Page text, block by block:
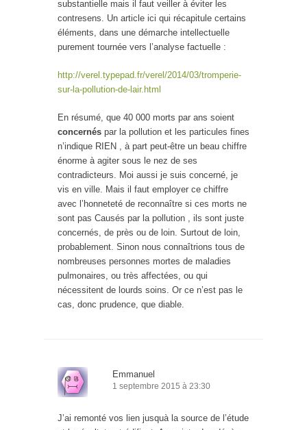
substantielle mais il faut veiller à éviter les
contresens. Un article ici qui récapitule certains
éléments, dans une démarche intellectuelle
purement tournée vers l’analyse factuelle :
http://verel.typepad.fr/verel/2014/03/tromperie-
sur-la-pollution-de-lair.html
En résumé, que 40 000 morts par ans soient
concernés par la pollution et les particules fines
n’indique RIEN , à part peut-être un beau chiffre
énorme à agiter sous le nez de ses
contradicteurs. Moi aussi je suis concerné, je
vis en ville. Mais il faut employer ce chiffre
avec l’honneteté de reconnaître si ces morts ne
sont pas Causés par la pollution , ils sont juste
concernés, de près ou de loin. Surtout de loin,
probablement. Sinon nous connaîtrions tous de
nombreuses personnes mortes de maladies
pulmonaires, ou très affectées, ou qui
nécessitent de lourds soins. Or ce n’est pas le
cas, donc prudence, que diable.
Emmanuel
1 septembre 2015 à 23:30
J’ai remonté vos lien jusquà la source de l’étude